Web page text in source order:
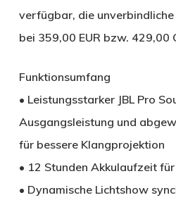
verfügbar, die
bei 359,00 EUR bzw. 429,00
Funktionsumfang
• Leistungsstarker JBL Pro
Ausgangsleistung und
für bessere Klangprojektion
• 12 Stunden Akkulaufzeit
• Dynamische Lichtshow